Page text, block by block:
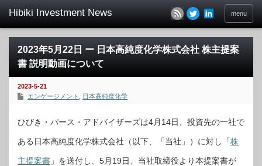
menu
2023年5月22日 ー 日本高純度化学株式会社 株主提案
書 説明動画について
2023-5-21
エンゲージメント
日本高純度化学
ひびき・パース・アドバイザーズは4月14日、投資先の一社で
ある日本高純度化学株式会社（以下、「当社」）に対し「株
主提案書 」を送付し、5月19日、当社取締役より本提案書が